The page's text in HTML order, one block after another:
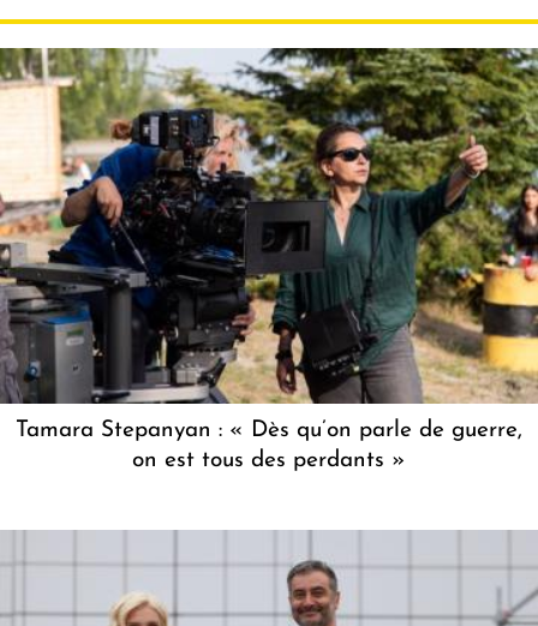
Tamara Stepanyan : « Dès qu’on parle de guerre,
on est tous des perdants »